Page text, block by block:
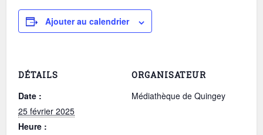
Ajouter au calendrier
DÉTAILS
Date :
25 février 2025
Heure :
ORGANISATEUR
Médiathèque de Quingey